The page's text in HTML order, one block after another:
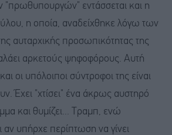
"πρωθυπουργών" εντάσσεται και η
η οποία, αναδείχθηκε λόγω των
αυταρχικής προσωπικότητας της
αρκετούς ψηφοφόρους. Αυτή
οι υπόλοιποι σύντροφοι της είναι
Έχει "χτίσει" ένα άκρως αυστηρό
και θυμίζει... Τραμπ, ενώ
αν υπήρχε περίπτωση να γίνει